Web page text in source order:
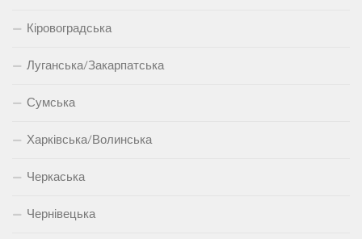
Кіровоградська
Луганська/Закарпатська
Сумська
Харківська/Волинська
Черкаська
Чернівецька